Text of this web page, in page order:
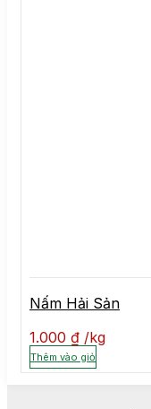
Nấm Hải Sản
1.000 ₫ kg
Thêm vào giỏ